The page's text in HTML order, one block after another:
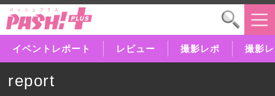
イベントレポート レビュー 撮影レポ 撮影
report